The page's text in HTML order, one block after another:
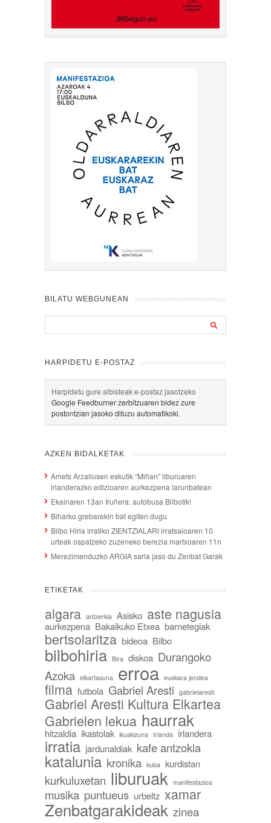
BILATU WEBGUNEAN
HARPIDETU E-POSTAZ
Harpidetu gure albisteak e-postaz jasotzeko
Google Feedburner zerbitzuaren bidez zure
postontzian jasoko dituzu automatikoki.
AZKEN BIDALKETAK
Amets Arzallusen eskutik “Miñan” liburuaren
irlanderazko edizioaren aurkezpena larunbatean
Ekainaren 13an Iruñera: autobusa Bilbotik!
Biharko grebarekin bat egiten dugu
Bilbo Hiria irratiko ZIENTZIALARI irratsaioaren 10
urteak ospatzeko zuzeneko berezia martxoaren 11n
Merezimenduzko ARGIA saria jaso du Zenbat Garak
ETIKETAK
algara antzerkia Asisko aste nagusia
aurkezpena Bakaikuko Etxea barnetegiak
bertsolaritza bideoa Bilbo
bilbohiria Bira diskoa Durangoko
Azoka elkartasuna erroa euskara jendea
filma futbola Gabriel Aresti gabrielaresti
Gabriel Aresti Kultura Elkartea
Gabrielen lekua haurrak
hitzaldia ikastolak ikuskizuna Irlanda irlandera
irratia jardunaldiak kafe antzokia
katalunia kronika kuba kurdistan
kurkuluxetan liburuak manifestazioa
musika puntueus urbeltz xamar
Zenbatgarakideak zinea